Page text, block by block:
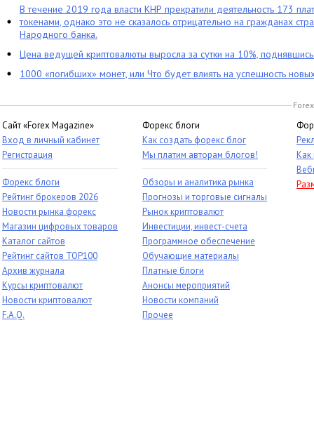
В течение 2019 года власти КНР прекратили деятельность 173
токенами, однако это не сказалось отрицательно на гражданах
Народного банка.
Цена ведущей криптовалюты выросла за сутки на 10%,
1000 «погибших» монет, или Что будет влиять на успешность
Сайт «Forex Magazine»
Вход в личный кабинет
Регистрация
Форекс блоги
Рейтинг брокеров 2026
Новости рынка форекс
Магазин цифровых товаров
Каталог сайтов
Рейтинг сайтов TOP100
Архив журнала
Курсы криптовалют
Новости криптовалют
F.A.Q.
Форекс блоги
Как создать форекс блог
Мы платим авторам блогов!
Обзоры и аналитика рынка
Прогнозы и торговые сигналы
Рынок криптовалют
Инвестиции, инвест-счета
Программное обеспечение
Обучающие материалы
Платные блоги
Анонсы мероприятий
Новости компаний
Прочее
Как